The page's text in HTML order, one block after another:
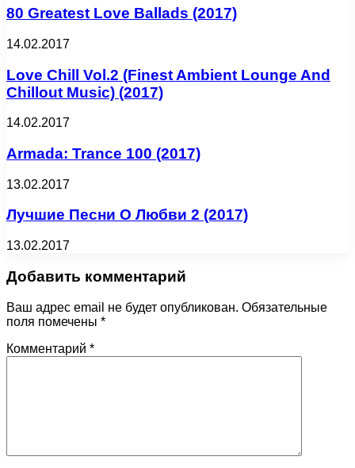
80 Greatest Love Ballads (2017)
14.02.2017
Love Chill Vol.2 (Finest Ambient Lounge And
Chillout Music) (2017)
14.02.2017
Armada: Trance 100 (2017)
13.02.2017
Лучшие Песни О Любви 2 (2017)
13.02.2017
Добавить комментарий
Ваш адрес email не будет опубликован. Обязательные
поля помечены *
Комментарий *